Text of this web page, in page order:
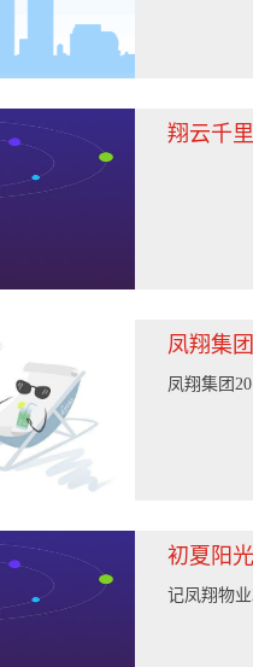
翔云千
凤翔集
凤翔集团
初夏阳
记凤翔物